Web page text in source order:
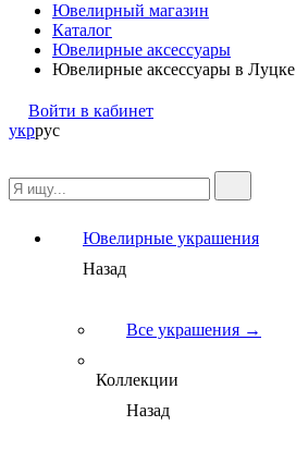
Ювелирный магазин
Каталог
Ювелирные аксессуары
Ювелирные аксессуары в Луцке
Войти в кабинет
укррус
Ювелирные украшения
Назад
Все украшения →
Коллекции
Назад